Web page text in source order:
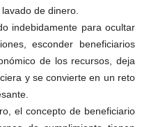
de dinero.
indebidamente para ocultar
esconder beneficiarios
de los recursos, deja
y se convierte en un reto
el concepto de beneficiario